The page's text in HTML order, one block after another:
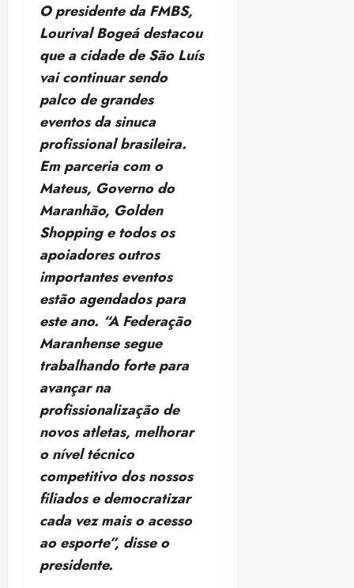
O presidente da FMBS,
Lourival Bogeá destacou
que a cidade de São Luís
vai continuar sendo
palco de grandes
eventos da sinuca
profissional brasileira.
Em parceria com o
Mateus, Governo do
Maranhão, Golden
Shopping e todos os
apoiadores outros
importantes eventos
estão agendados para
este ano. “A Federação
Maranhense segue
trabalhando forte para
avançar na
profissionalização de
novos atletas, melhorar
o nível técnico
competitivo dos nossos
filiados e democratizar
cada vez mais o acesso
ao esporte”, disse o
presidente.